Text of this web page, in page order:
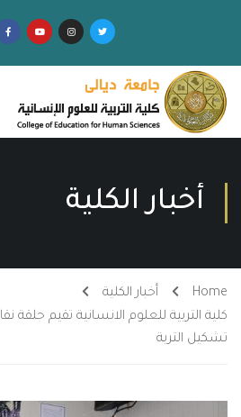
أخبار الكلية
Home
أخبار الكلية
كلية التربية للعلوم الانسانية تقيم حلقة
تشكيل التربة